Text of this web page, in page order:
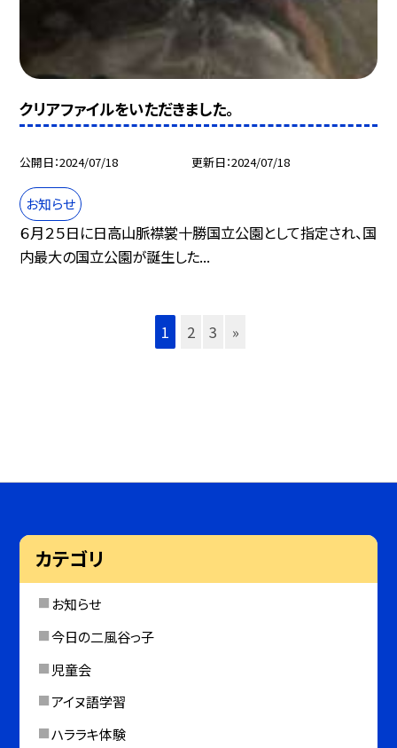
クリアファイルをいただきました。
公開日 2024/07/18 更新日 2024/07/18
お知らせ
６月２５日に日高山脈襟裳十勝国立公園として指定され、国
内最大の国立公園が誕生した...
1 2 3 »
カテゴリ
お知らせ
今日の二風谷っ子
児童会
アイヌ語学習
ハララキ体験